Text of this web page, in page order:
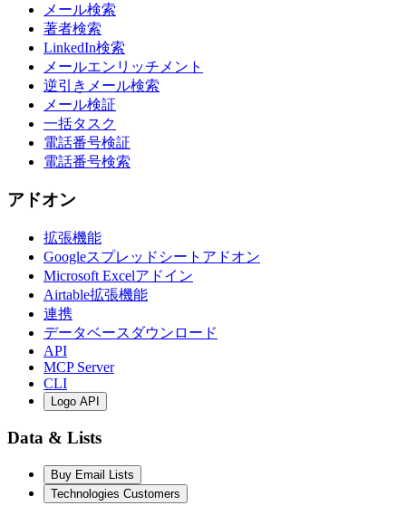
メール検索
著者検索
LinkedIn検索
メールエンリッチメント
逆引きメール検索
メール検証
一括タスク
電話番号検証
電話番号検索
アドオン
拡張機能
Googleスプレッドシートアドオン
Microsoft Excelアドイン
Airtable拡張機能
連携
データベースダウンロード
API
MCP Server
CLI
Logo API
Data & Lists
Buy Email Lists
Technologies Customers